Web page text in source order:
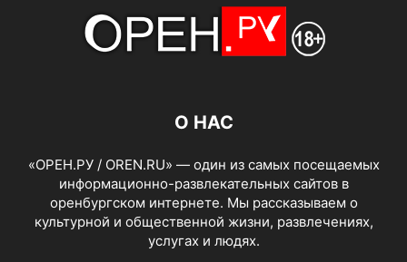
О НАС
«ОРЕН.РУ / OREN.RU» — один из самых посещаемых
информационно-развлекательных сайтов в
оренбургском интернете. Мы рассказываем о
культурной и общественной жизни, развлечениях,
услугах и людях.